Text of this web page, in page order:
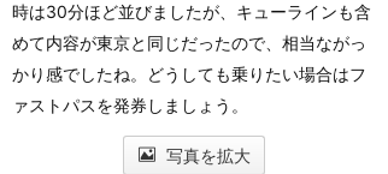
時は30分ほど並びましたが、キューラインも含
めて内容が東京と同じだったので、相当ながっ
かり感でしたね。どうしても乗りたい場合はフ
ァストパスを発券しましょう。
写真を拡大